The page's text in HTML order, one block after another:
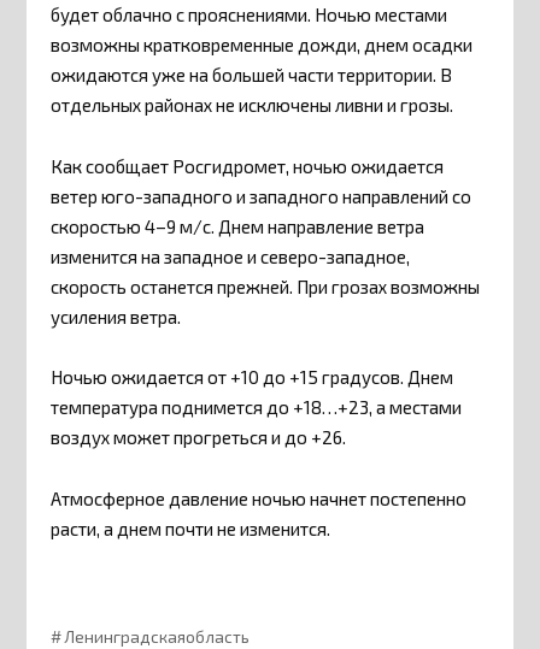
будет облачно с прояснениями. Ночью местами
возможны кратковременные дожди, днем осадки
ожидаются уже на большей части территории. В
отдельных районах не исключены ливни и грозы.
Как сообщает Росгидромет, ночью ожидается
ветер юго-западного и западного направлений со
скоростью 4–9 м/с. Днем направление ветра
изменится на западное и северо-западное,
скорость останется прежней. При грозах возможны
усиления ветра.
Ночью ожидается от +10 до +15 градусов. Днем
температура поднимется до +18…+23, а местами
воздух может прогреться и до +26.
Атмосферное давление ночью начнет постепенно
расти, а днем почти не изменится.
Ленинградскаяобласть